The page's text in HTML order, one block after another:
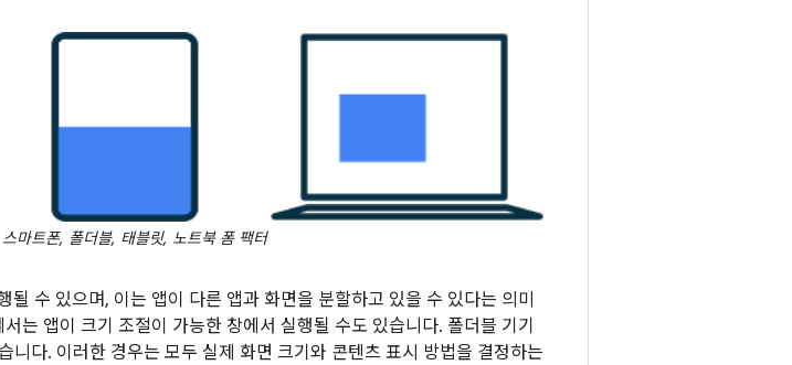
스마트폰, 폴더블, 태블릿, 노트북 폼 팩터
수 있으며, 이는 앱이 다른 앱과 화면을 분할하고 있을 수 있다는 의미
는 앱이 크기 조절이 가능한 창에서 실행될 수도 있습니다. 폴더블 기기
니다. 이러한 경우는 모두 실제 화면 크기와 콘텐츠 표시 방법을 결정하는